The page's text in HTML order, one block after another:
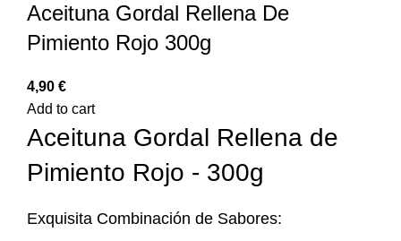
Aceituna Gordal Rellena De
Pimiento Rojo 300g
€
Add to cart
Aceituna Gordal Rellena de
Pimiento Rojo - 300g
Exquisita Combinación de Sabores: